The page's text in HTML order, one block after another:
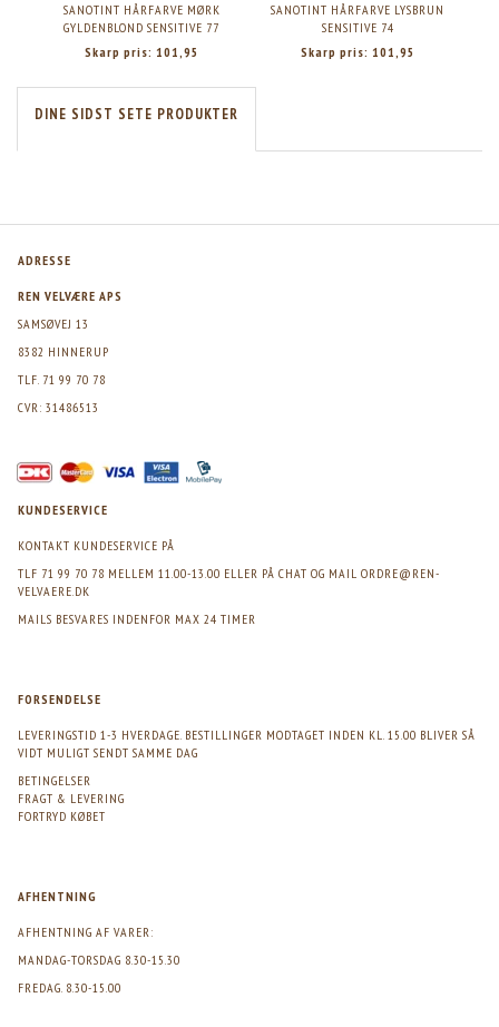
SANOTINT HÅRFARVE MØRK
GYLDENBLOND SENSITIVE 77
Skarp pris: 101,95
SANOTINT HÅRFARVE LYSBRUN
SENSITIVE 74
Skarp pris: 101,95
DINE SIDST SETE PRODUKTER
ADRESSE
REN VELVÆRE APS
SAMSØVEJ 13
8382 HINNERUP
TLF. 71 99 70 78
CVR: 31486513
KUNDESERVICE
KONTAKT KUNDESERVICE PÅ
TLF 71 99 70 78 MELLEM 11.00-13.00 ELLER PÅ CHAT OG MAIL ORDRE@REN-
VELVAERE.DK
MAILS BESVARES INDENFOR MAX 24 TIMER
FORSENDELSE
LEVERINGSTID 1-3 HVERDAGE. BESTILLINGER MODTAGET INDEN KL. 15.00 BLIVER SÅ
VIDT MULIGT SENDT SAMME DAG
BETINGELSER
FRAGT & LEVERING
FORTRYD KØBET
AFHENTNING
AFHENTNING AF VARER:
MANDAG-TORSDAG 8.30-15.30
FREDAG. 8.30-15.00